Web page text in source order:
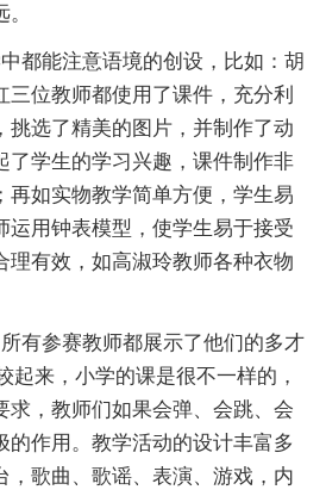
能注意语境的创设，比如：胡
三位教师都使用了课件，充分利
挑选了精美的图片，并制作了动
了学生的学习兴趣，课件制作非
再如实物教学简单方便，学生易
运用钟表模型，使学生易于接受
理有效，如高淑玲教师各种衣物
参赛教师都展示了他们的多才
起来，小学的课是很不一样的，
求，教师们如果会弹、会跳、会
的作用。教学活动的设计丰富多
，歌曲、歌谣、表演、游戏，内